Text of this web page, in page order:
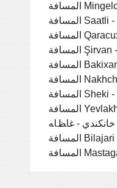
خانكندي - ﻏﺎﻆﺎﻪ